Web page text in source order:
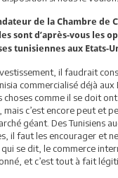
de la Chambre de
sont d’après-vous les
tunisiennes aux Etats-
il faudrait
commercialisé déjà
choses comme il se doit
mais c’est encore peut et
géant. Des Tunisiens
il faut les encourager et
se dit, le commerce
et c’est tout à fait